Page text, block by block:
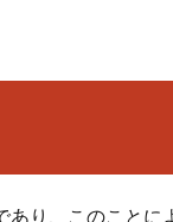
り、このことに